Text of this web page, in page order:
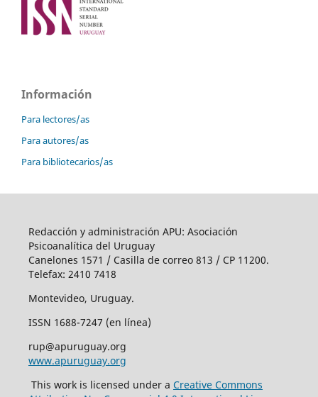
Información
Para lectores/as
Para autores/as
Para bibliotecarios/as
Redacción y administración APU: Asociación
Psicoanalítica del Uruguay
Canelones 1571 / Casilla de correo 813 / CP 11200.
Telefax: 2410 7418
Montevideo, Uruguay.
ISSN 1688-7247 (en línea)
rup@apuruguay.org
www.apuruguay.org
This work is licensed under a Creative Commons